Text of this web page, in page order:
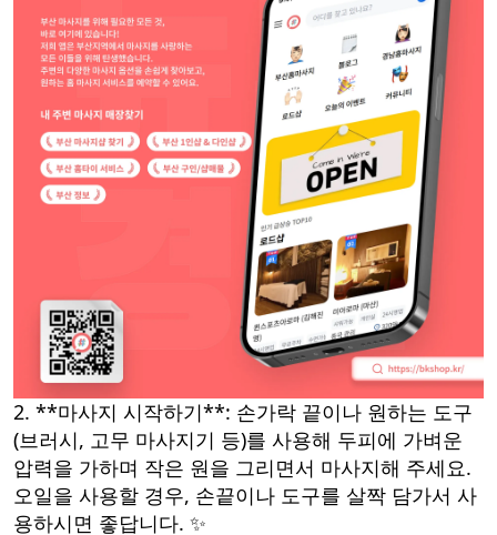
2. **마사지 시작하기**: 손가락 끝이나 원하는 도구
(브러시, 고무 마사지기 등)를 사용해 두피에 가벼운
압력을 가하며 작은 원을 그리면서 마사지해 주세요.
오일을 사용할 경우, 손끝이나 도구를 살짝 담가서 사
용하시면 좋답니다. ✨